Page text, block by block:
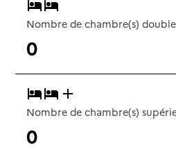
Nombre de chambre(s)
0
Nombre de chambre(s)
0